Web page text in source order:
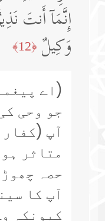
إِنَّمَاۤ أَنتَ
وَكِیلٌ ﴿12﴾
(اے
جو وحی
آپ
متاثر
حصہ
آپ کا
کیونکہ